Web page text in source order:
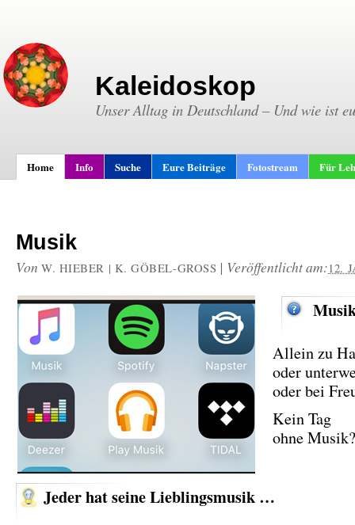
Kaleidoskop
Unser Alltag in Deutschland – Und wie ist
Home Info Suche Eure Beiträge Fotostream Für
Musik
Von W. HIEBER | K. GÖBEL-GROSS | Veröffentlicht am:12.
Allein zu
oder
oder bei
Kein Tag
ohne Musik?
Jeder hat seine Lieblingsmusik …